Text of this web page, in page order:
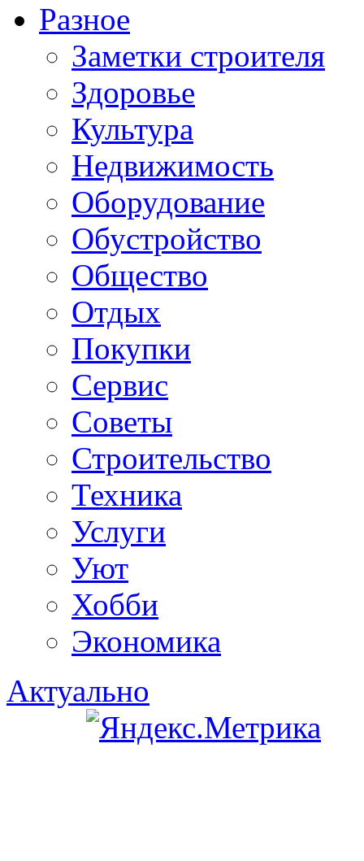
Разное
Заметки строителя
Здоровье
Культура
Недвижимость
Оборудование
Обустройство
Общество
Отдых
Покупки
Сервис
Советы
Строительство
Техника
Услуги
Уют
Хобби
Экономика
Актуально